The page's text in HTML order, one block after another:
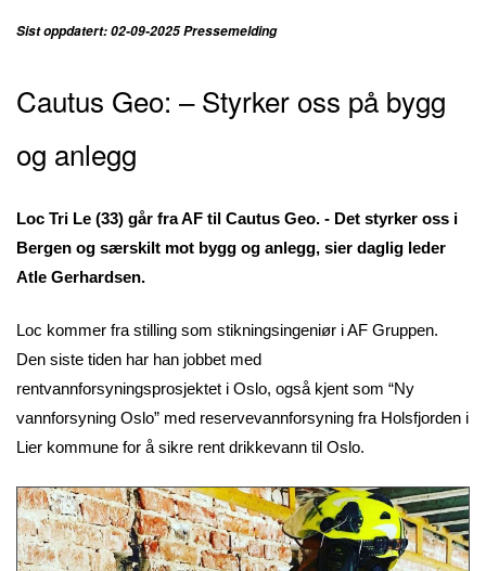
Sist oppdatert: 02-09-2025 Pressemelding
Cautus Geo: – Styrker oss på bygg
og anlegg
Loc Tri Le (33) går fra AF til Cautus Geo. - Det styrker oss i
Bergen og særskilt mot bygg og anlegg, sier daglig leder
Atle Gerhardsen.
Loc kommer fra stilling som stikningsingeniør i AF Gruppen.
Den siste tiden har han jobbet med
rentvannforsyningsprosjektet i Oslo, også kjent som “Ny
vannforsyning Oslo” med reservevannforsyning fra Holsfjorden i
Lier kommune for å sikre rent drikkevann til Oslo.